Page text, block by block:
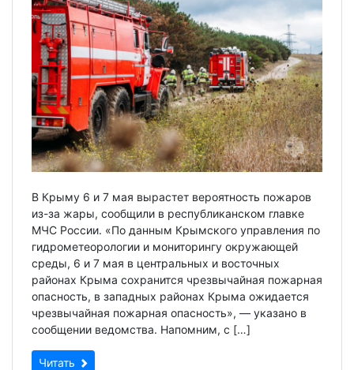
В Крыму 6 и 7 мая вырастет вероятность пожаров
из-за жары, сообщили в республиканском главке
МЧС России. «По данным Крымского управления по
гидрометеорологии и мониторингу окружающей
среды, 6 и 7 мая в центральных и восточных
районах Крыма сохранится чрезвычайная пожарная
опасность, в западных районах Крыма ожидается
чрезвычайная пожарная опасность», — указано в
сообщении ведомства. Напомним, с […]
Читать